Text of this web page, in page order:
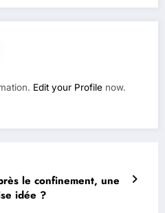
Edit your Profile now.
le confinement, une
idée ?